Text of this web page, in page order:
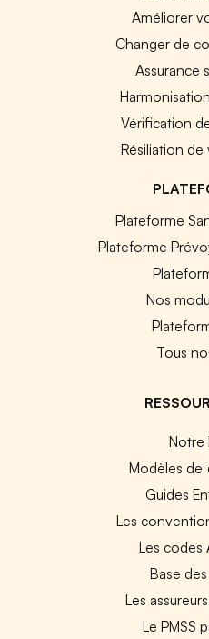
Améliorer
Changer de
Assurance
Vérification
Résiliation
Plateforme
Plateforme
Nos
Tous
Notre
Modèles de
Guides
Les
Les codes
Base
Les
Le PMSS